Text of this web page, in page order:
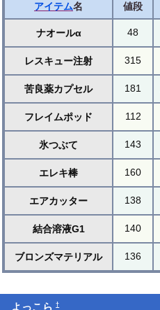
アイテム名 値段
ナオールα 48
レスキュー注射 315
苦良薬カプセル 181
フレイムポッド 112
氷つぶて 143
エレキ棒 160
エアカッター 138
結合溶液G1 140
ブロンズマテリアル 136
よっこら†